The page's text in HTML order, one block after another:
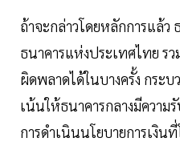
ถ้าจะกล่าวโดยหลักการแล้ว
ธนาคารแห่งประเทศไทย ร
ผิดพลาดได้ในบางครั้ง กระ
เน้นให้ธนาคารกลางมีควา
การดำเนินนโยบายการเงิน